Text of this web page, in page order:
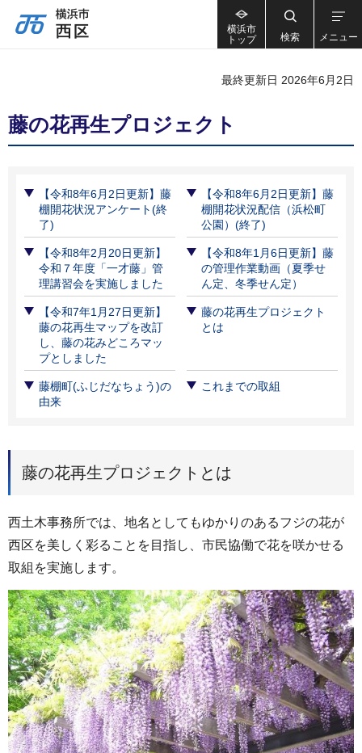
横浜市
トップ
検索 メニュー
最終更新日 2026年6月2日
藤の花再生プロジェクト
【令和8年6月2日更新】藤
棚開花状況アンケート(終
了)
【令和8年6月2日更新】藤
棚開花状況配信（浜松町
公園）(終了)
【令和8年2月20日更新】
令和７年度「一才藤」管
理講習会を実施しました
【令和8年1月6日更新】藤
の管理作業動画（夏季せ
ん定、冬季せん定）
【令和7年1月27日更新】
藤の花再生マップを改訂
し、藤の花みどころマッ
プとしました
藤の花再生プロジェクト
とは
藤棚町(ふじだなちょう)の
由来
これまでの取組
藤の花再生プロジェクトとは
西土木事務所では、地名としてもゆかりのあるフジの花が
西区を美しく彩ることを目指し、市民協働で花を咲かせる
取組を実施します。